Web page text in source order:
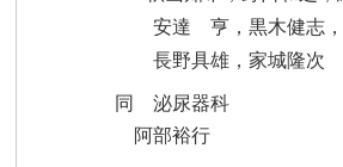
安達 亨，黒木健志，
長野具雄，家城隆次
同 泌尿器科
阿部裕行